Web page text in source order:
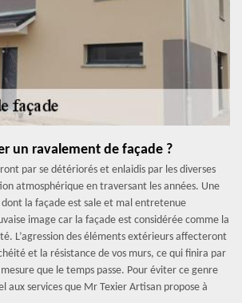
un ravalement de façade ?
par se détériorés et enlaidis par les diverses
atmosphérique en traversant les années. Une
la façade est sale et mal entretenue
image car la façade est considérée comme la
L’agression des éléments extérieurs affecteront
et la résistance de vos murs, ce qui finira par
que le temps passe. Pour éviter ce genre
aux services que Mr Texier Artisan propose à